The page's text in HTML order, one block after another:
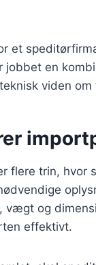
et
en
viden
flere trin, hvor
vægt og
effektivt.